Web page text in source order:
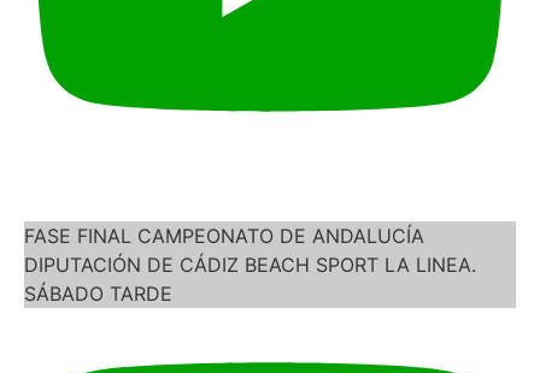
FASE FINAL CAMPEONATO DE ANDALUCÍA
DIPUTACIÓN DE CÁDIZ BEACH SPORT LA LINEA.
SÁBADO TARDE